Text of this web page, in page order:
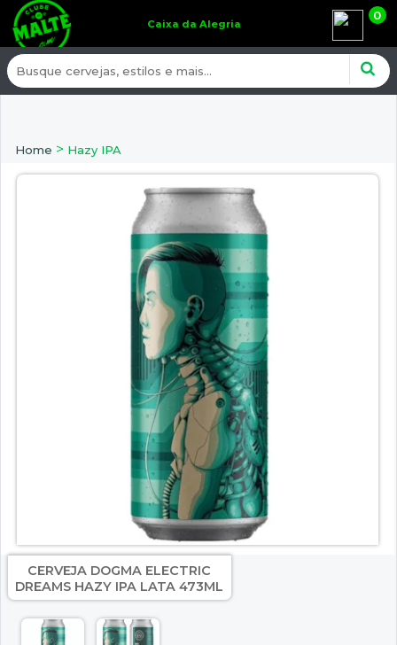
Caixa da Alegria
0
Home > Hazy IPA
CERVEJA DOGMA ELECTRIC
DREAMS HAZY IPA LATA 473ML